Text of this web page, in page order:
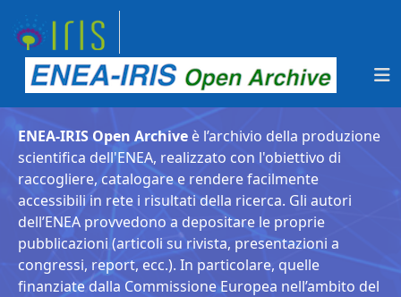
ENEA-IRIS Open Archive è l’archivio della produzione
scientifica dell'ENEA, realizzato con l'obiettivo di
raccogliere, catalogare e rendere facilmente
accessibili in rete i risultati della ricerca. Gli autori
dell’ENEA provvedono a depositare le proprie
pubblicazioni (articoli su rivista, presentazioni a
congressi, report, ecc.). In particolare, quelle
finanziate dalla Commissione Europea nell’ambito del